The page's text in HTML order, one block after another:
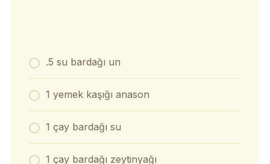
.5 su bardağı un
1 yemek kaşığı anason
1 çay bardağı su
1 çay bardağı zeytinyağı